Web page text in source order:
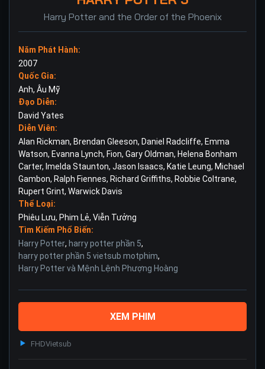
Harry Potter and the Order of the Phoenix
Năm Phát Hành:
2007
Quốc Gia:
Anh, Âu Mỹ
Đạo Diễn:
David Yates
Diễn Viên:
Alan Rickman, Brendan Gleeson, Daniel Radcliffe, Emma
Watson, Evanna Lynch, Fion, Gary Oldman, Helena Bonham
Carter, Imelda Staunton, Jason Isaacs, Katie Leung, Michael
Gambon, Ralph Fiennes, Richard Griffiths, Robbie Coltrane,
Rupert Grint, Warwick Davis
Thể Loại:
Phiêu Lưu, Phim Lẻ, Viễn Tưởng
Tìm Kiếm Phổ Biến:
Harry Potter, harry potter phần 5,
harry potter phần 5 vietsub motphim,
Harry Potter và Mệnh Lệnh Phượng Hoàng
XEM PHIM
FHDVietsub